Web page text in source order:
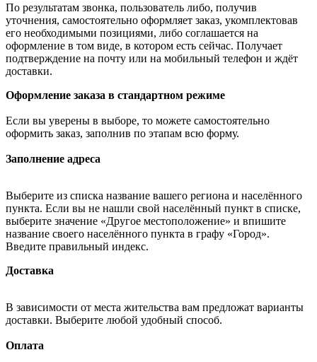
По результатам звонка, пользователь либо, получив
уточнения, самостоятельно оформляет заказ, укомплектовав
его необходимыми позициями, либо соглашается на
оформление в том виде, в котором есть сейчас. Получает
подтверждение на почту или на мобильный телефон и ждёт
доставки.
Оформление заказа в стандартном режиме
Если вы уверены в выборе, то можете самостоятельно
оформить заказ, заполнив по этапам всю форму.
Заполнение адреса
Выберите из списка название вашего региона и населённого
пункта. Если вы не нашли свой населённый пункт в списке,
выберите значение «Другое местоположение» и впишите
название своего населённого пункта в графу «Город».
Введите правильный индекс.
Доставка
В зависимости от места жительства вам предложат варианты
доставки. Выберите любой удобный способ.
Оплата